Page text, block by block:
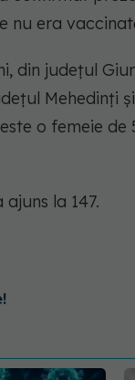
nu era
din județul
Mehedinţi
o femeie de
la 147.